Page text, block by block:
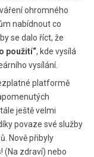
ohromného
nabídnout co
se dalo říct, že
použití“, kde vysílá
vysílání.
platformě
ještě velmi
povaze své služby
Nově přibyly
(Na zdraví) nebo